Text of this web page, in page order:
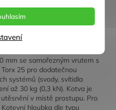
mm se samořezným vrutem s
25 pro dodatečnou
systémů (svody, svítidla
až 30 kg (0,3 kN). Kotva je
v místě prostupu. Pro
hloubka dle typu